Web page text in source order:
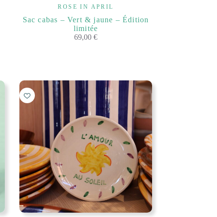
ROSE IN APRIL
Sac cabas – Vert & jaune – Édition
limitée
69,00€